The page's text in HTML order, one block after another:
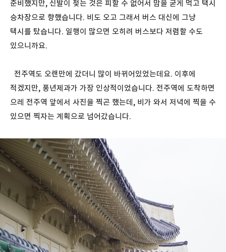
준비했지만, 신발이 젖는 것은 피할 수 없어서 맘을 굳게 먹고 택시
승차장으로 향했습니다. 비도 오고 그래서 버스 대신에 그냥
택시를 탔습니다. 일행이 많으면 오히려 버스보다 저렴할 수도
있으니까요.
전주역도 오랜만에 갔더니 많이 바뀌어있었는데요. 이후에
적겠지만, 풍년제과가 가장 인상적이었습니다. 전주역에 도착하면
으레 전주역 앞에서 사진을 찍곤 했는데, 비가 와서 저녁에 찍을 수
있으면 찍자는 계획으로 넘어갔습니다.